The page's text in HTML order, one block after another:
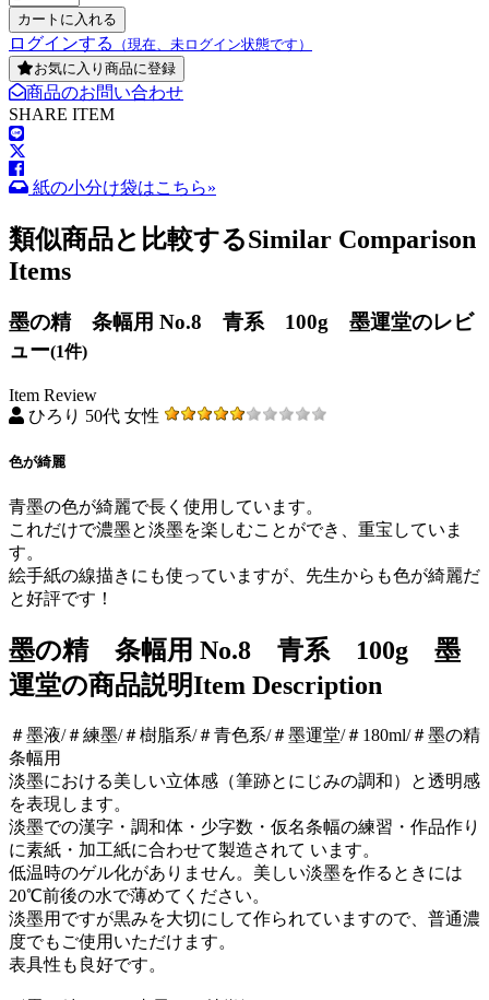
ログインする
（現在、未ログイン状態です）
お気に入り商品に登録
商品のお問い合わせ
SHARE ITEM
紙の小分け袋はこちら»
類似商品と比較するSimilar Comparison
Items
墨の精 条幅用 No.8 青系 100g 墨運堂のレビ
ュー(1件)
Item Review
ひろり 50代 女性
色が綺麗
青墨の色が綺麗で長く使用しています。
これだけで濃墨と淡墨を楽しむことができ、重宝していま
す。
絵手紙の線描きにも使っていますが、先生からも色が綺麗だ
と好評です！
墨の精 条幅用 No.8 青系 100g 墨
運堂の商品説明Item Description
＃墨液/＃練墨/＃樹脂系/＃青色系/＃墨運堂/＃180ml/＃墨の精
条幅用
淡墨における美しい立体感（筆跡とにじみの調和）と透明感
を表現します。
淡墨での漢字・調和体・少字数・仮名条幅の練習・作品作り
に素紙・加工紙に合わせて製造されて います。
低温時のゲル化がありません。美しい淡墨を作るときには
20℃前後の水で薄めてください。
淡墨用ですが黒みを大切にして作られていますので、普通濃
度でもご使用いただけます。
表具性も良好です。